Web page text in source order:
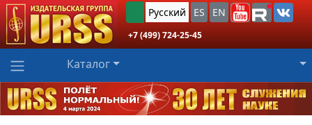
Русский ES EN
+7 (499) 724-25-45
Каталог